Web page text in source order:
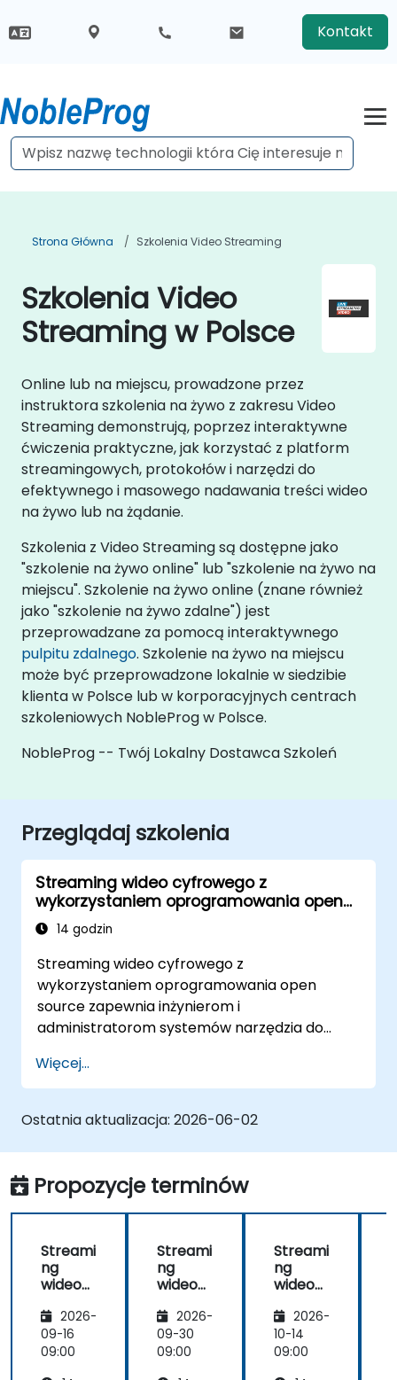
Kontakt
Strona Główna Szkolenia Video Streaming
Szkolenia Video
Streaming w Polsce
Online lub na miejscu, prowadzone przez
instruktora szkolenia na żywo z zakresu Video
Streaming demonstrują, poprzez interaktywne
ćwiczenia praktyczne, jak korzystać z platform
streamingowych, protokołów i narzędzi do
efektywnego i masowego nadawania treści wideo
na żywo lub na żądanie.
Szkolenia z Video Streaming są dostępne jako
"szkolenie na żywo online" lub "szkolenie na żywo na
miejscu". Szkolenie na żywo online (znane również
jako "szkolenie na żywo zdalne") jest
przeprowadzane za pomocą interaktywnego
pulpitu zdalnego. Szkolenie na żywo na miejscu
może być przeprowadzone lokalnie w siedzibie
klienta w Polsce lub w korporacyjnych centrach
szkoleniowych NobleProg w Polsce.
NobleProg -- Twój Lokalny Dostawca Szkoleń
Przeglądaj szkolenia
Streaming wideo cyfrowego z
wykorzystaniem oprogramowania open
source14 godzin
Streaming wideo cyfrowego z
wykorzystaniem oprogramowania open
source zapewnia inżynierom i
administratorom systemów narzędzia do
transmisji na żywo i na żądanie; Zajmuje się
praktycznymi podejściami do podstawowych
protokołów dostarczania, w tym RTMP, HLS i
WebRTC, wraz z produkcją w OBS Studio i
skalowalnymi stosami serwerowymi, takimi jak
SRS i Janus; Daje programistom umiejętności
implementacji potoków przesyłania
strumieniowego o niskim opóźnieniu i
dostarczania adaptacyjnej przepływności dla
nowoczesnych aplikacji internetowych.
Więcej...
Ostatnia aktualizacja: 2026-06-02
Propozycje terminów
Streami
ng
wideo
ego z
wykorz
ystanie
2026-
09-16
09:00
Streami
ng
wideo
ego z
wykorz
ystanie
2026-
09-30
09:00
Streami
ng
wideo
ego z
wykorz
ystanie
2026-
10-14
09:00